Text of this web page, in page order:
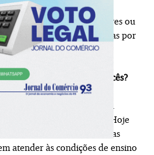
médicos PJ, aqueles que
próprios, como investidores ou
é trabalhar 24 horas por
eixos de atuação de vocês?
importantes é combater a
faculdades de medicina. Hoje
no qual muitas dessas
atender às condições de ensino